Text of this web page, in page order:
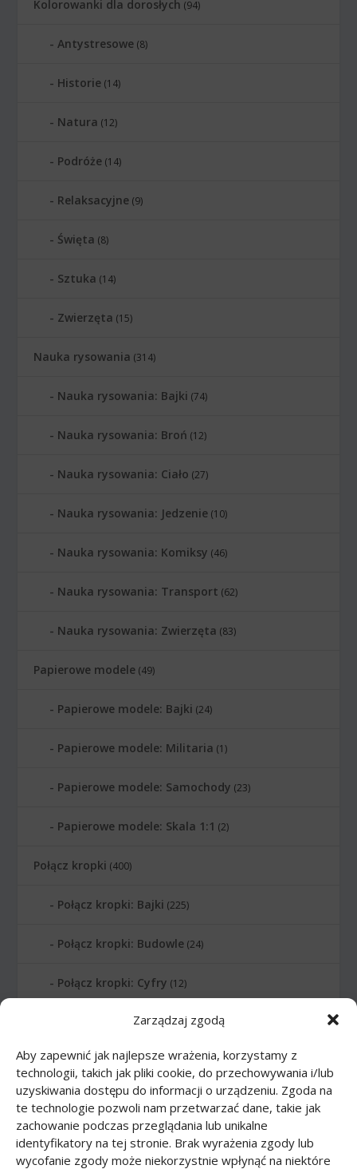
Zarządzaj zgodą
Aby zapewnić jak najlepsze wrażenia, korzystamy z
technologii, takich jak pliki cookie, do przechowywania i/lub
uzyskiwania dostępu do informacji o urządzeniu. Zgoda na
te technologie pozwoli nam przetwarzać dane, takie jak
zachowanie podczas przeglądania lub unikalne
identyfikatory na tej stronie. Brak wyrażenia zgody lub
wycofanie zgody może niekorzystnie wpłynąć na niektóre
Kolorowanki dla dorosłych (94)
Antystresowe (8)
Historie (14)
Natura (12)
Podróże (14)
Relaksacyjne (9)
Święta (8)
Sztuka (14)
Zwierzęta (15)
Nauka rysowania (314)
Nauka rysowania: Bajki (74)
Nauka rysowania: Broń (12)
Nauka rysowania: Ciało (27)
Nauka rysowania: Jedzenie (10)
Nauka rysowania: Komiksy (46)
Nauka rysowania: Transport (62)
Nauka rysowania: Zwierzęta (83)
Papierowe modele (49)
Papierowe modele: Bajki (24)
Papierowe modele: Militaria (1)
Papierowe modele: Samochody (23)
Papierowe modele: Skala 1:1 (2)
Połącz kropki (400)
Połącz kropki: Bajki (225)
Połącz kropki: Budowle (24)
Połącz kropki: Cyfry (12)
Połącz kropki: Instrumenty muzyczne
Połącz kropki: Litery(6)
Połącz kropki: Planety (10)
Połącz kropki: Sporty (20)